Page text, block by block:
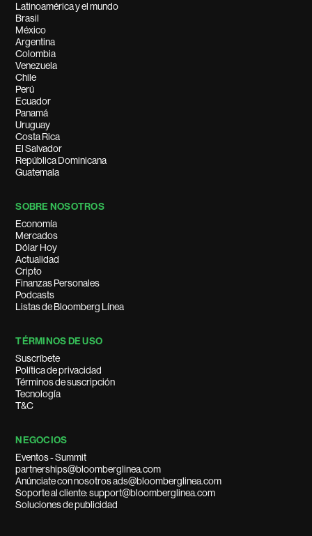
Latinoamérica y el mundo
Brasil
México
Argentina
Colombia
Venezuela
Chile
Perú
Ecuador
Panamá
Uruguay
Costa Rica
El Salvador
República Dominicana
Guatemala
SOBRE NOSOTROS
Economía
Mercados
Dólar Hoy
Actualidad
Cripto
Finanzas Personales
Podcasts
Listas de Bloomberg Línea
TÉRMINOS DE USO
Suscríbete
Política de privacidad
Términos de suscripción
Tecnología
T&C
NEGOCIOS
Eventos - Summit
partnerships@bloomberglinea.com
Anúnciate con nosotros ads@bloomberglinea.com
Soporte al cliente: support@bloomberglinea.com
Soluciones de publicidad